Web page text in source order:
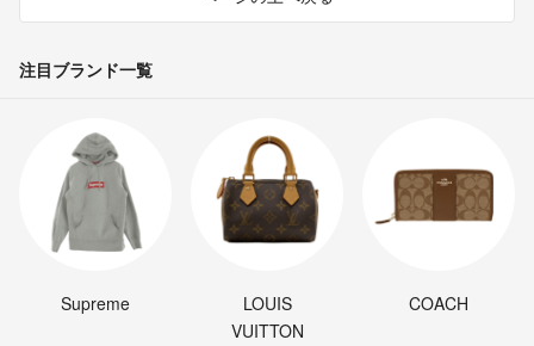
注目ブランド一覧
Supreme
LOUIS
VUITTON
COACH